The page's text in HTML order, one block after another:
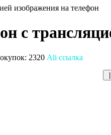
изображения на телефон
с
2320 Ali ссылка